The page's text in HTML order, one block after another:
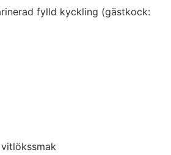
fylld kyckling (gästkock: